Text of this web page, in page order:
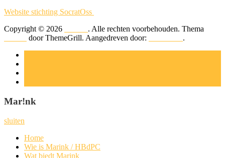
Web­si­te stich­ting SocratOss
Copyright © 2026
. Alle rechten voorbehouden. Thema
door ThemeGrill. Aangedreven door: .
Mar!nk
sluiten
Home
Wie is Marink / HBdPC
Wat biedt Marink